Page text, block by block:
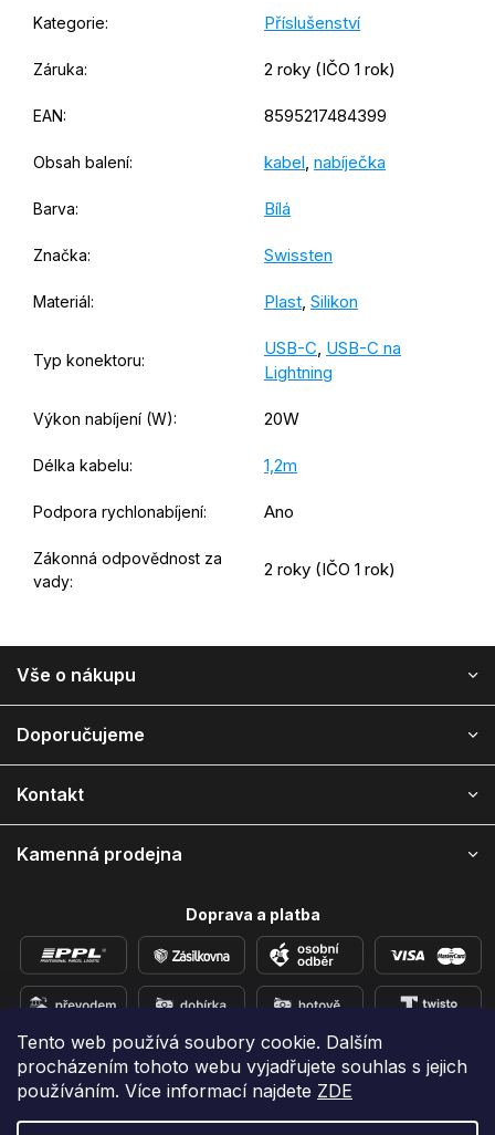
Tento web používá soubory cookie. Dalším
procházením tohoto webu vyjadřujete souhlas s jejich
používáním. Více informací najdete ZDE
Kategorie: Příslušenství
Záruka: 2 roky (IČO 1 rok)
EAN: 8595217484399
Obsah balení: kabel nabíječka
Barva: Bílá
Značka: Swissten
Materiál: Plast Silikon
Typ konektoru:
USB-C USB-C na
Lightning
Výkon nabíjení (W): 20W
Délka kabelu: 1,2m
Podpora rychlonabíjení: Ano
Zákonná odpovědnost za
vady:
2 roky (IČO 1 rok)
p
Vše o nákupu
Doporučujeme
Kontakt
Kamenná prodejna
Doprava a platba
Přidejte se k nám na sítích